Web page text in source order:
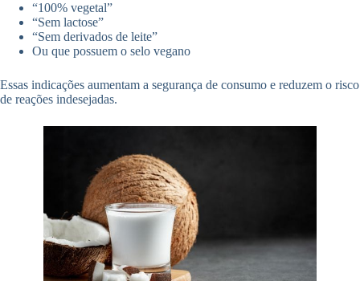
“100% vegetal”
“Sem lactose”
“Sem derivados de leite”
Ou que possuem o selo vegano
Essas indicações aumentam a segurança de consumo e reduzem o risco
de reações indesejadas.